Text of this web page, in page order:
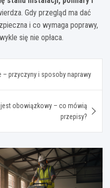
Gdy przegląd ma dać
i co wymaga poprawy,
się nie opłaca.
– przyczyny i sposoby naprawy
obowiązkowy – co mówią
przepisy?